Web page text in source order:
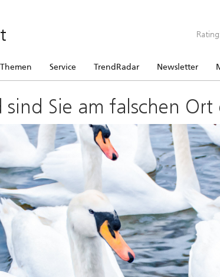
Rating:
Themen Service TrendRadar Newsletter
sind Sie am falschen